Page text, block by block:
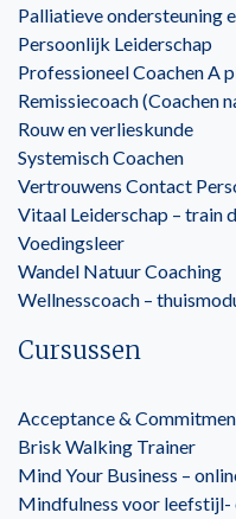
Palliatieve ondersteuning
Persoonlijk Leiderschap
Professioneel Coachen A
Remissiecoach (Coachen
Rouw en verlieskunde
Systemisch Coachen
Vertrouwens Contact
Vitaal Leiderschap – train
Voedingsleer
Wandel Natuur Coaching
Wellnesscoach –
Cursussen
Acceptance &
Brisk Walking Trainer
Mind Your Business –
Mindfulness voor leefstijl-